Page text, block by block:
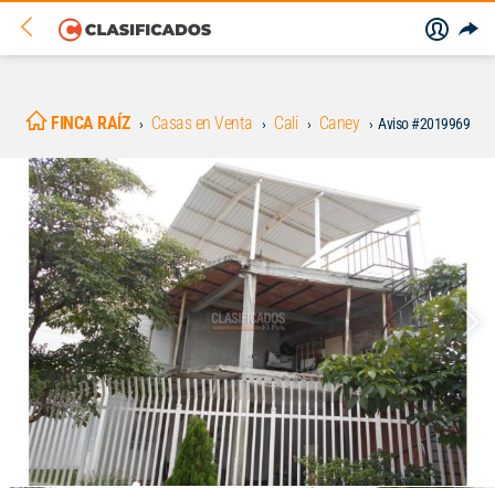
FINCA RAÍZ Casas en Venta Cali Caney Aviso #2019969